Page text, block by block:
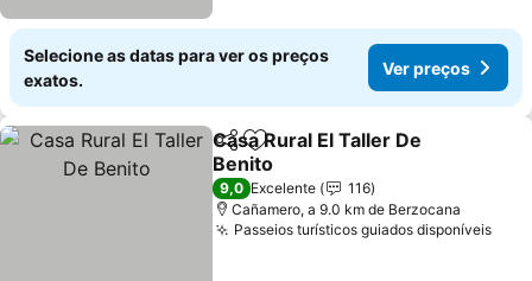
Selecione as datas para ver os preços
exatos.
Ver preços
PartilharAdicionar aos favoritos
Casa Rural El Taller De
Benito
Ver preços
9,0 Excelente
116
Cañamero, a 9.0 km de Berzocana
Passeios turísticos guiados disponíveisVer